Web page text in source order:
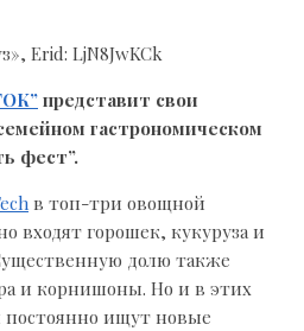
Erid: LjN8JwKCk
представит свои
гастрономическом
фест”.
в топ-три овощной
входят горошек, кукуруза и
долю также
и корнишоны. Но и в этих
постоянно ищут новые